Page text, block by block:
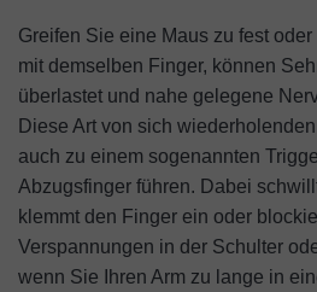
Greifen Sie eine Maus zu fest
mit demselben Finger, können
überlastet und nahe gelegene
Diese Art von sich
auch zu einem sogenannten
Abzugsfinger führen. Dabei
klemmt den Finger ein oder
Verspannungen in der Schulter
wenn Sie Ihren Arm zu lange in